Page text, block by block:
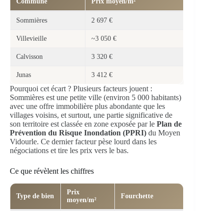
Sommières 2 697 €
Villevieille ~3 050 €
Calvisson 3 320 €
Junas 3 412 €
Pourquoi cet écart ? Plusieurs facteurs jouent :
Sommières est une petite ville (environ 5 000 habitants)
avec une offre immobilière plus abondante que les
villages voisins, et surtout, une partie significative de
son territoire est classée en zone exposée par le Plan de
Prévention du Risque Inondation (PPRI) du Moyen
Vidourle. Ce dernier facteur pèse lourd dans les
négociations et tire les prix vers le bas.
Ce que révèlent les chiffres
Type de bien
Prix
moyen/m²
Fourchette